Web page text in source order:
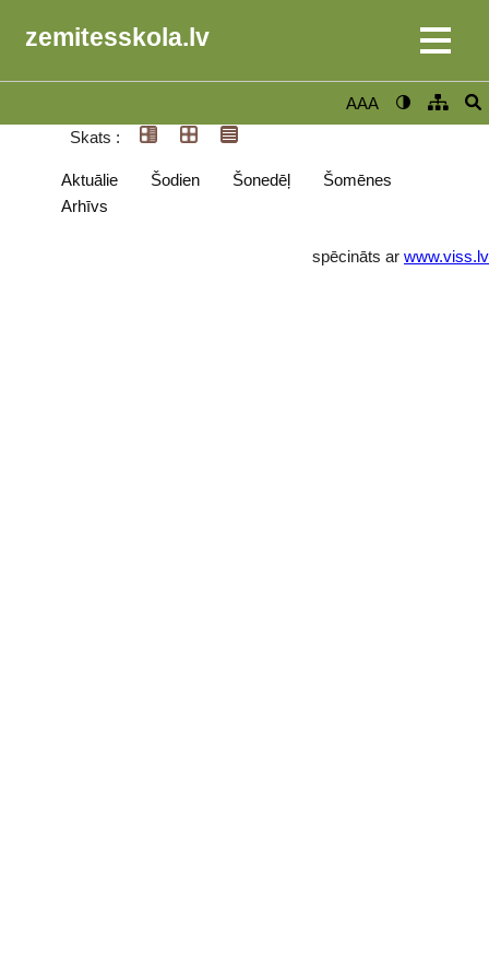
zemitesskola.lv
AAA
Skats :
Aktuālie Šodien Šonedēļ
Šomēnes
Arhīvs
spēcināts ar www.viss.lv